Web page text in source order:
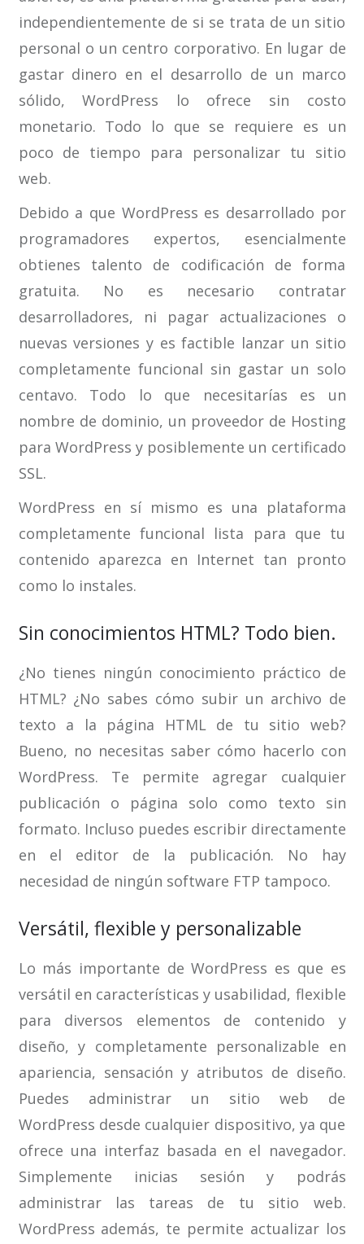
independientemente de si se trata de un sitio
personal o un centro corporativo. En lugar de
gastar dinero en el desarrollo de un marco
sólido, WordPress lo ofrece sin costo
monetario. Todo lo que se requiere es un
poco de tiempo para personalizar tu sitio
web.
Debido a que WordPress es desarrollado por
programadores expertos, esencialmente
obtienes talento de codificación de forma
gratuita. No es necesario contratar
desarrolladores, ni pagar actualizaciones o
nuevas versiones y es factible lanzar un sitio
completamente funcional sin gastar un solo
centavo. Todo lo que necesitarías es un
nombre de dominio, un proveedor de Hosting
para WordPress y posiblemente un certificado
SSL.
WordPress en sí mismo es una plataforma
completamente funcional lista para que tu
contenido aparezca en Internet tan pronto
como lo instales.
Sin conocimientos HTML? Todo bien.
¿No tienes ningún conocimiento práctico de
HTML? ¿No sabes cómo subir un archivo de
texto a la página HTML de tu sitio web?
Bueno, no necesitas saber cómo hacerlo con
WordPress. Te permite agregar cualquier
publicación o página solo como texto sin
formato. Incluso puedes escribir directamente
en el editor de la publicación. No hay
necesidad de ningún software FTP tampoco.
Versátil, flexible y personalizable
Lo más importante de WordPress es que es
versátil en características y usabilidad, flexible
para diversos elementos de contenido y
diseño, y completamente personalizable en
apariencia, sensación y atributos de diseño.
Puedes administrar un sitio web de
WordPress desde cualquier dispositivo, ya que
ofrece una interfaz basada en el navegador.
Simplemente inicias sesión y podrás
administrar las tareas de tu sitio web.
WordPress además, te permite actualizar los